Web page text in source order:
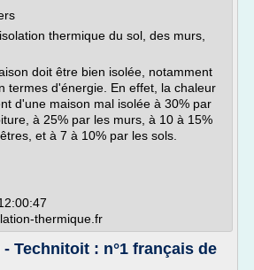
thermique du sol, des murs,
doit être bien isolée, notamment
termes d'énergie. En effet, la chaleur
d'une maison mal isolée à 30% par
à 25% par les murs, à 10 à 15%
et à 7 à 10% par les sols.
thermique.fr
Technitoit : n°1 français de